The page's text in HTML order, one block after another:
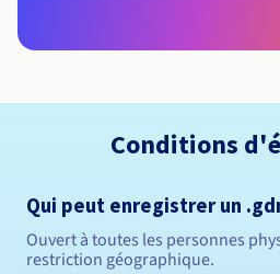
Conditions
Qui peut enregistrer un
Ouvert à toutes les personnes
restriction géographique.